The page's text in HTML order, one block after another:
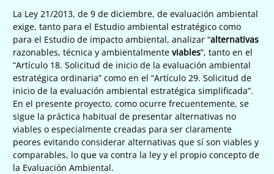
La Ley 21/2013, de 9 de diciembre, de evaluación ambiental
exige, tanto para el Estudio ambiental estratégico como
para el Estudio de impacto ambiental, analizar “alternativas
razonables, técnica y ambientalmente viables”, tanto en el
“Artículo 18. Solicitud de inicio de la evaluación ambiental
estratégica ordinaria” como en el “Artículo 29. Solicitud de
inicio de la evaluación ambiental estratégica simplificada”.
En el presente proyecto, como ocurre frecuentemente, se
sigue la práctica habitual de presentar alternativas no
viables o especialmente creadas para ser claramente
peores evitando considerar alternativas que sí son viables y
comparables, lo que va contra la ley y el propio concepto de
la Evaluación Ambiental.